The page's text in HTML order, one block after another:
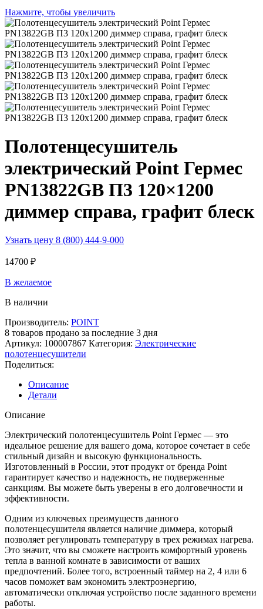
Нажмите, чтобы увеличить
Полотенцесушитель
электрический Point Гермес
PN13822GB П3 120×1200
диммер справа, графит блеск
Узнать цену 8 (800) 444-9-000
14700 ₽
В желаемое
В наличии
Производитель: POINT
8 товаров продано за последние 3 дня
Артикул: 100007867 Категория: Электрические
полотенцесушители
Поделиться:
Описание
Детали
Описание
Электрический полотенцесушитель Point Гермес — это
идеальное решение для вашего дома, которое сочетает в себе
стильный дизайн и высокую функциональность.
Изготовленный в России, этот продукт от бренда Point
гарантирует качество и надежность, не подверженные
санкциям. Вы можете быть уверены в его долговечности и
эффективности.
Одним из ключевых преимуществ данного
полотенцесушителя является наличие диммера, который
позволяет регулировать температуру в трех режимах нагрева.
Это значит, что вы сможете настроить комфортный уровень
тепла в ванной комнате в зависимости от ваших
предпочтений. Более того, встроенный таймер на 2, 4 или 6
часов поможет вам экономить электроэнергию,
автоматически отключая устройство после заданного времени
работы.